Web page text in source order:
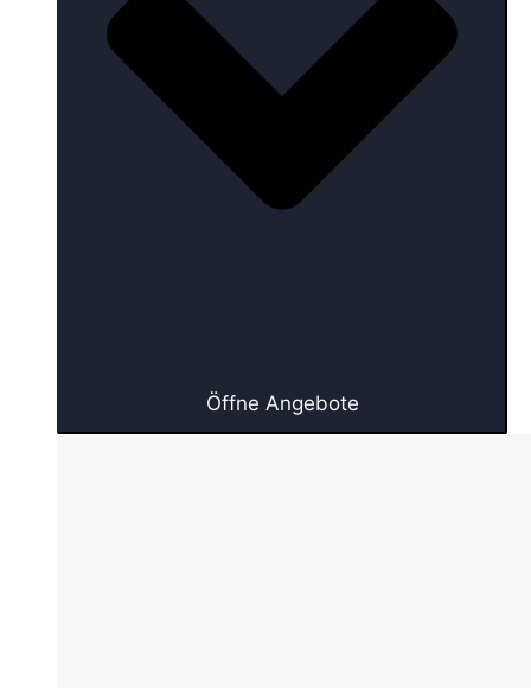
Öffne Angebote